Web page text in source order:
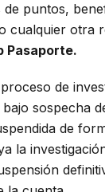
puntos,
cualquier otra
Pasaporte.
de
sospecha
de
la